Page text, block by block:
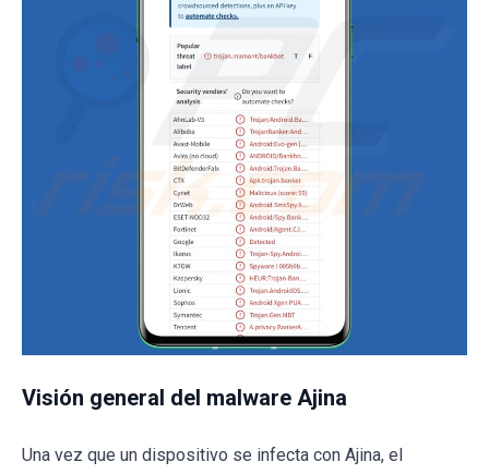
Visión general del malware Ajina
Una vez que un dispositivo se infecta con Ajina, el